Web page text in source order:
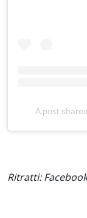
A post
Ritratti: